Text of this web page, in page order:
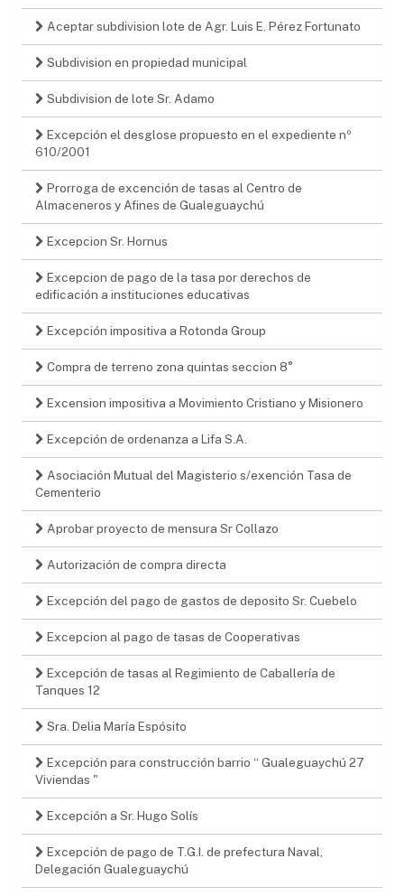
Aceptar subdivision lote de Agr. Luis E. Pérez Fortunato
Subdivision en propiedad municipal
Subdivision de lote Sr. Adamo
Excepción el desglose propuesto en el expediente nº
610/2001
Prorroga de excención de tasas al Centro de
Almaceneros y Afines de Gualeguaychú
Excepcion Sr. Hornus
Excepcion de pago de la tasa por derechos de
edificación a instituciones educativas
Excepción impositiva a Rotonda Group
Compra de terreno zona quintas seccion 8°
Excension impositiva a Movimiento Cristiano y Misionero
Excepción de ordenanza a Lifa S.A.
Asociación Mutual del Magisterio s/exención Tasa de
Cementerio
Aprobar proyecto de mensura Sr Collazo
Autorización de compra directa
Excepción del pago de gastos de deposito Sr. Cuebelo
Excepcion al pago de tasas de Cooperativas
Excepción de tasas al Regimiento de Caballería de
Tanques 12
Sra. Delia María Espósito
Excepción para construcción barrio “ Gualeguaychú 27
Viviendas "
Excepción a Sr. Hugo Solís
Excepción de pago de T.G.I. de prefectura Naval,
Delegación Gualeguaychú